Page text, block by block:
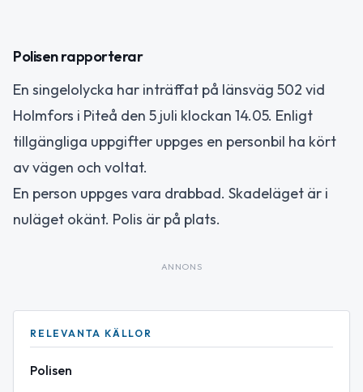
Polisen rapporterar
En singelolycka har inträffat på länsväg 502 vid
Holmfors i Piteå den 5 juli klockan 14.05. Enligt
tillgängliga uppgifter uppges en personbil ha kört
av vägen och voltat.
En person uppges vara drabbad. Skadeläget är i
nuläget okänt. Polis är på plats.
ANNONS
RELEVANTA KÄLLOR
Polisen